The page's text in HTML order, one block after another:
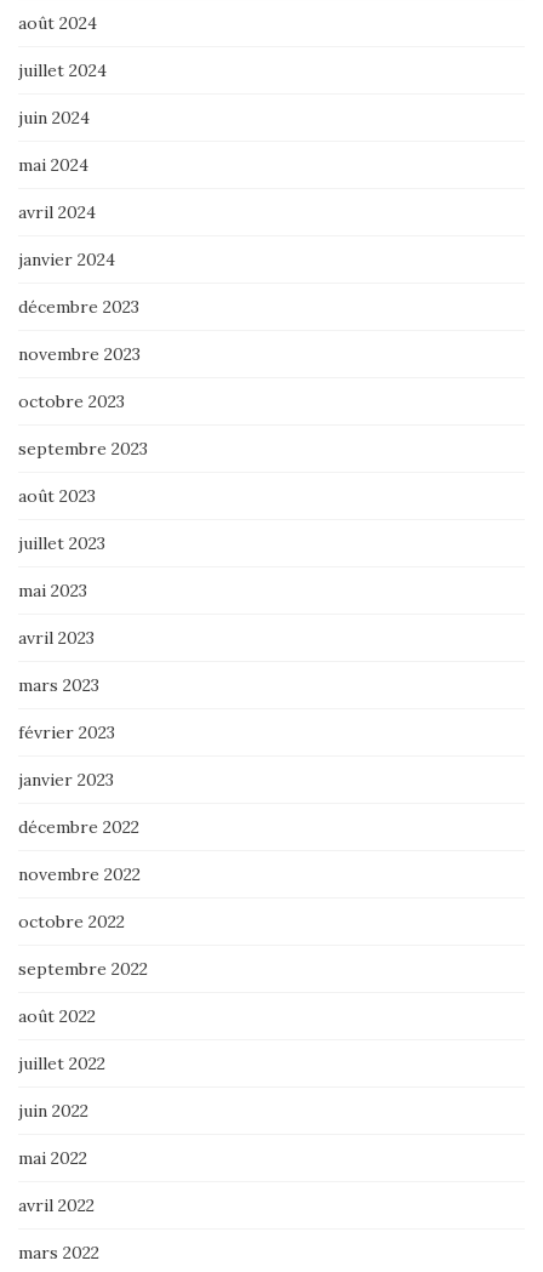
août 2024
juillet 2024
juin 2024
mai 2024
avril 2024
janvier 2024
décembre 2023
novembre 2023
octobre 2023
septembre 2023
août 2023
juillet 2023
mai 2023
avril 2023
mars 2023
février 2023
janvier 2023
décembre 2022
novembre 2022
octobre 2022
septembre 2022
août 2022
juillet 2022
juin 2022
mai 2022
avril 2022
mars 2022